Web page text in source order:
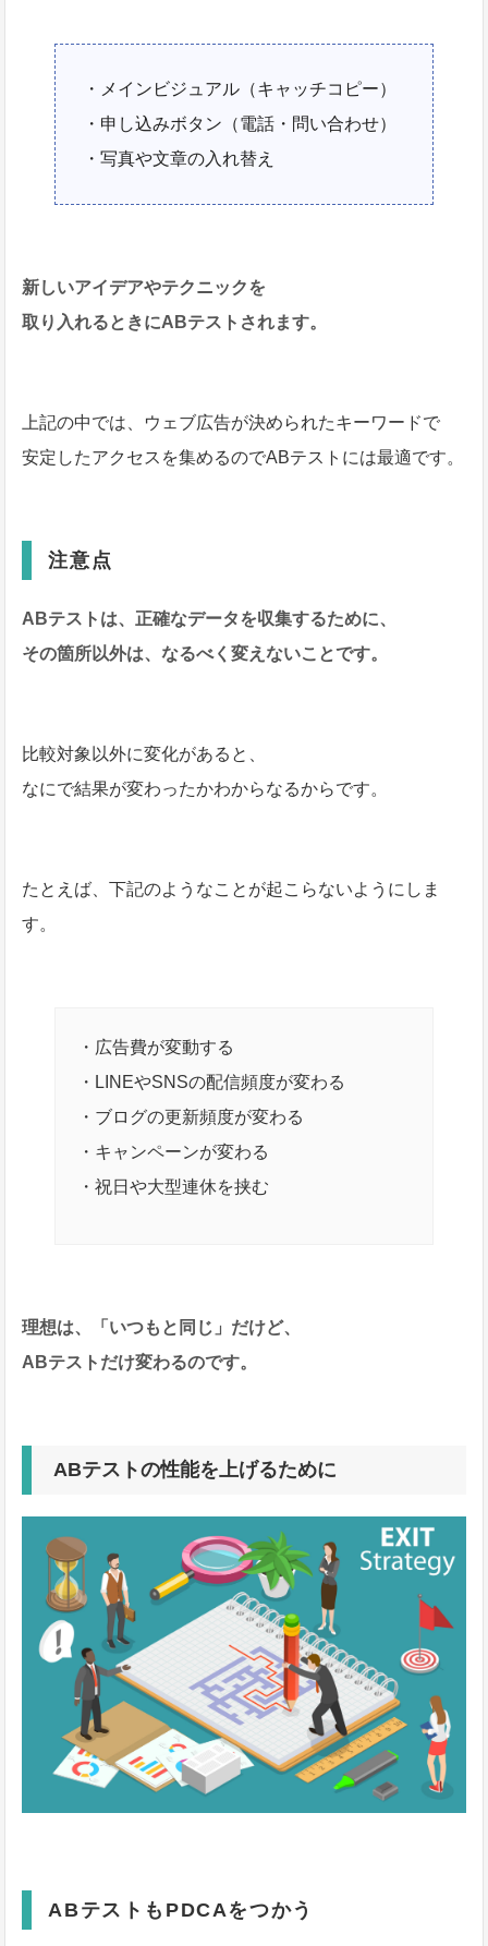
・メインビジュアル（キャッチコピー）
・申し込みボタン（電話・問い合わせ）
・写真や文章の入れ替え
新しいアイデアやテクニックを
取り入れるときにABテストされます。
上記の中では、ウェブ広告が決められたキーワードで
安定したアクセスを集めるのでABテストには最適です。
注意点
ABテストは、正確なデータを収集するために、
その箇所以外は、なるべく変えないことです。
比較対象以外に変化があると、
なにで結果が変わったかわからなるからです。
たとえば、下記のようなことが起こらないようにしま
す。
・広告費が変動する
・LINEやSNSの配信頻度が変わる
・ブログの更新頻度が変わる
・キャンペーンが変わる
・祝日や大型連休を挟む
理想は、「いつもと同じ」だけど、
ABテストだけ変わるのです。
ABテストの性能を上げるために
ABテストもPDCAをつかう